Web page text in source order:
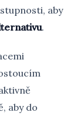
aby
.
aby do